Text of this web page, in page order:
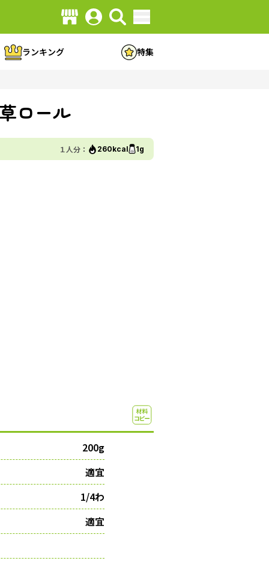
ランキング 特集
ロール
１人分： 260kcal 1g
200g
適宜
1/4わ
適宜